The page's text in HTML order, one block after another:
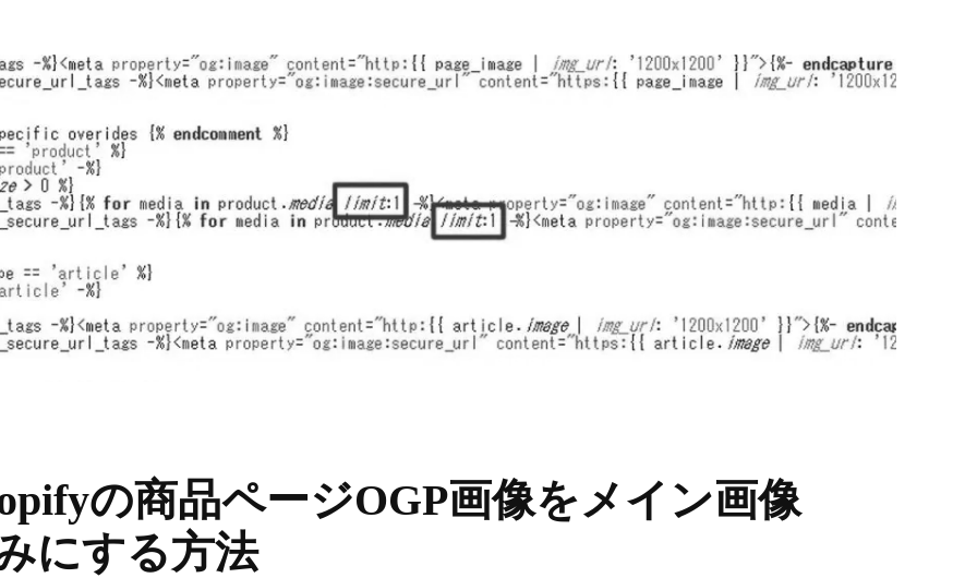
の商品ページOGP画像をメイン画像
にする方法